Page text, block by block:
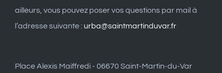
ailleurs, vous pouvez poser vos questions par mail à
l’adresse suivante : urba@saintmartinduvar.fr
Place Alexis Maiffredi - 06670 Saint-Martin-du-Var